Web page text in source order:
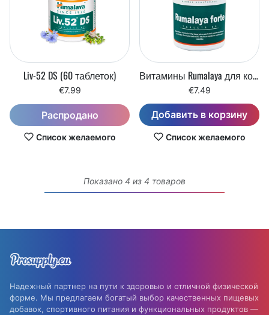
Liv-52 DS (60 таблеток)
€7.99
Распродано
Список желаемого
Витамины Rumalaya для костей и суставов (60 таблеток)
€7.49
Добавить в корзину
Список желаемого
Показано 4 из 4 товаров
Надежный партнер на пути к здоровью и отличной физической
форме. Мы предлагаем богатый выбор качественных пищевых
добавок, спортивного питания и функциональных продуктов —